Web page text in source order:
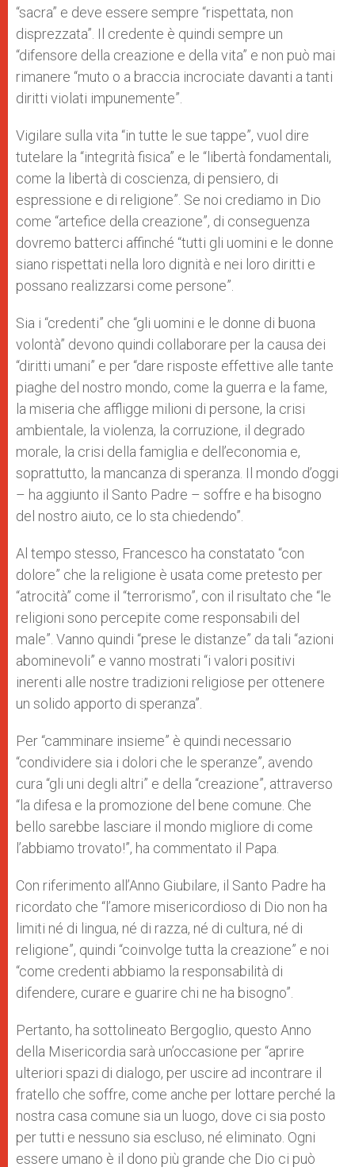
“sacra” e deve essere sempre “rispettata, non
disprezzata”. Il credente è quindi sempre un
“difensore della creazione e della vita” e non può mai
rimanere “muto o a braccia incrociate davanti a tanti
diritti violati impunemente”.
Vigilare sulla vita “in tutte le sue tappe”, vuol dire
tutelare la “integrità fisica” e le “libertà fondamentali,
come la libertà di coscienza, di pensiero, di
espressione e di religione”. Se noi crediamo in Dio
come “artefice della creazione”, di conseguenza
dovremo batterci affinché “tutti gli uomini e le donne
siano rispettati nella loro dignità e nei loro diritti e
possano realizzarsi come persone”.
Sia i “credenti” che “gli uomini e le donne di buona
volontà” devono quindi collaborare per la causa dei
“diritti umani” e per “dare risposte effettive alle tante
piaghe del nostro mondo, come la guerra e la fame,
la miseria che affligge milioni di persone, la crisi
ambientale, la violenza, la corruzione, il degrado
morale, la crisi della famiglia e dell’economia e,
soprattutto, la mancanza di speranza. Il mondo d’oggi
– ha aggiunto il Santo Padre – soffre e ha bisogno
del nostro aiuto, ce lo sta chiedendo”.
Al tempo stesso, Francesco ha constatato “con
dolore” che la religione è usata come pretesto per
“atrocità” come il “terrorismo”, con il risultato che “le
religioni sono percepite come responsabili del
male”. Vanno quindi “prese le distanze” da tali “azioni
abominevoli” e vanno mostrati “i valori positivi
inerenti alle nostre tradizioni religiose per ottenere
un solido apporto di speranza”.
Per “camminare insieme” è quindi necessario
“condividere sia i dolori che le speranze”, avendo
cura “gli uni degli altri” e della “creazione”, attraverso
“la difesa e la promozione del bene comune. Che
bello sarebbe lasciare il mondo migliore di come
l’abbiamo trovato!”, ha commentato il Papa.
Con riferimento all’Anno Giubilare, il Santo Padre ha
ricordato che “l’amore misericordioso di Dio non ha
limiti né di lingua, né di razza, né di cultura, né di
religione”, quindi “coinvolge tutta la creazione” e noi
“come credenti abbiamo la responsabilità di
difendere, curare e guarire chi ne ha bisogno”.
Pertanto, ha sottolineato Bergoglio, questo Anno
della Misericordia sarà un’occasione per “aprire
ulteriori spazi di dialogo, per uscire ad incontrare il
fratello che soffre, come anche per lottare perché la
nostra casa comune sia un luogo, dove ci sia posto
per tutti e nessuno sia escluso, né eliminato. Ogni
essere umano è il dono più grande che Dio ci può